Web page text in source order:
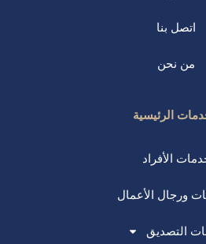
اتصل بنا
من نحن
الرئيسية
الأفراد
ورجال الأعمال
التصديق